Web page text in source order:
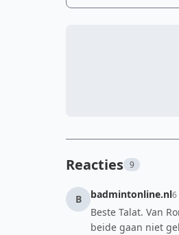
Reacties 9
B badmintonline.nl6
Beste Talat. Van
beide gaan niet